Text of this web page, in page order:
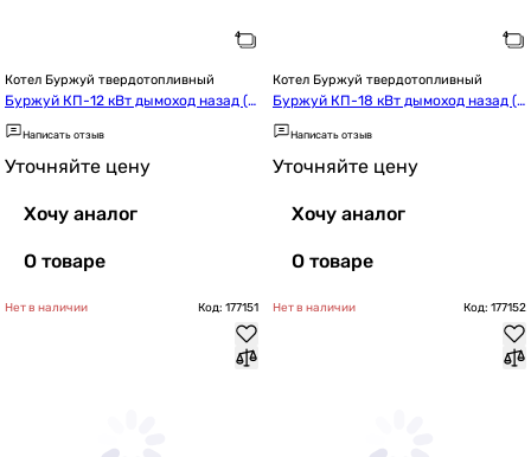
Котел Буржуй твердотопливный
Буржуй КП-12 кВт дымоход назад (3
мм)
Написать отзыв
Уточняйте цену
Хочу аналог
О товаре
Котел Буржуй твердотопливный
Буржуй КП-18 кВт дымоход назад (3
мм)
Написать отзыв
Уточняйте цену
Хочу аналог
О товаре
Нет в наличии Код: 177151 Нет в наличии Код: 177152